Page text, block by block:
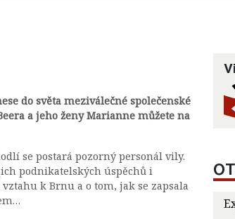
do světa meziválečné společenské
a jeho ženy Marianne můžete na
se postará pozorný personál vily.
podnikatelských úspěchů i
k Brnu a o tom, jak se zapsala